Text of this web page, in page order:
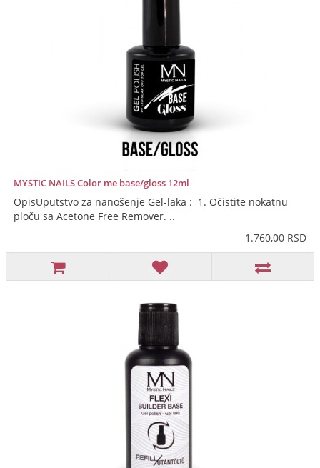
MYSTIC NAILS Color me base/gloss 12ml
OpisUputstvo za nanošenje Gel-laka : 1. Očistite nokatnu
ploču sa Acetone Free Remover. ..
1.760,00 RSD